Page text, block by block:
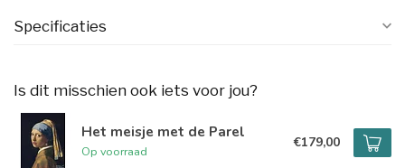
Specificaties
Is dit misschien ook iets voor jou?
Het meisje met de Parel
Op voorraad
€179,00